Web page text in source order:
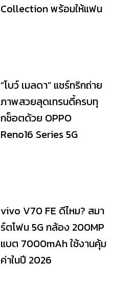
Collection พร้อมให้แฟน
“โบว์ เมลดา” แชร์ทริกถ่าย
ภาพสวยสุดเทรนดี้ครบทุ
กช็อตด้วย OPPO
Reno16 Series 5G
vivo V70 FE ดีไหม? สมา
ร์ตโฟน 5G กล้อง 200MP
แบต 7000mAh ใช้งานคุ้ม
ค่าในปี 2026